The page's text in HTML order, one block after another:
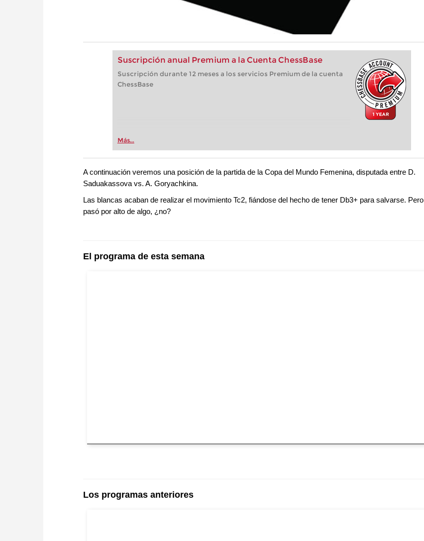
Suscripción anual Premium a la Cuenta ChessBase
Suscripción durante 12 meses a los servicios Premium de la cuenta
ChessBase
Más...
A continuación veremos una posición de la partida de la Copa del Mundo Femenina, disputada entre D.
Saduakassova vs. A. Goryachkina.
Las blancas acaban de realizar el movimiento Tc2, fiándose del hecho de tener Db3+ para salvarse. Pero
pasó por alto de algo, ¿no?
El programa de esta semana
Los programas anteriores